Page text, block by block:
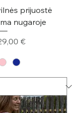
prijuostė
nugaroje
€
kaina